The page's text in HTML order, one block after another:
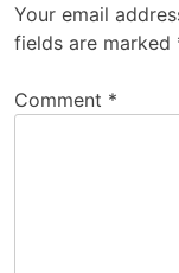
Your email
fields are marked
Comment *